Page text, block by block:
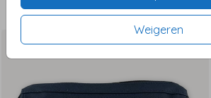
Weigeren
Dit vind je misschien ook leuk